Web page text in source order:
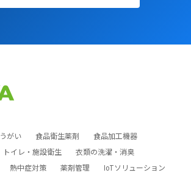
うがい 食品衛生薬剤
食品加工機器
トイレ・施設衛生
衣類の洗濯・消臭
熱中症対策 薬剤管理
IoTソリューション